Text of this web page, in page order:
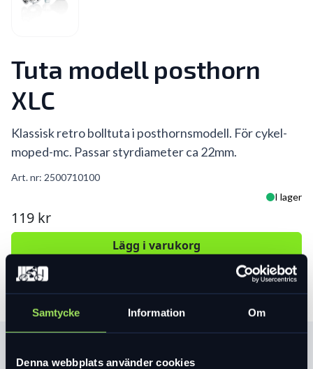
Samtycke Information Om
Denna webbplats använder cookies
Tuta modell posthorn
XLC
Klassisk retro bolltuta i posthornsmodell. För cykel-
moped-mc. Passar styrdiameter ca 22mm.
Art. nr: 2500710100
I lager
119 kr
Lägg i varukorg
Produktinformation